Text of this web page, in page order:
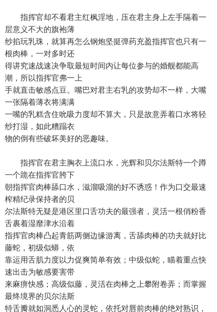
指挥官却不看君主红枫淫地，压在君主身上左手隔着一
层意义不大的旗袍薄
纱掐玩乳珠，就算再怎么钢炮坚挺弹药充盈指挥官也只有一
根肉棒，一对多时还
得讲究速战速决争取最短时间内让每位参与的婚舰都能高
潮，所以指挥官弗一上
手就直击敏感点豆。嘴巴对君主右乳的攻势却不一样，大嘴
一张隔着薄衣将满满
一嘴的乳糕含住吮吸力度却不算大，只是故意弄着口水将轻
纱打湿，如此糟蹋衣
物的倒有些破坏美好的恶趣味。
指挥官在君主胸衣上流口水，光辉和贝尔法斯特一个蹲
一个跪在指挥官胯下
朝指挥官肉棒舔口水，滋溜吸溜的好不诱惑！作为口交最速
榨精纪录保持者的贝
尔法斯特无疑是港区里口舌功夫的最强者，灵活一根俏粉香
舌裹着湿靡津水沿着
指挥官肉棒凸起青筋两侧边缘游离，舌舔肉棒的功夫就好比
藤蛇，初级似蟒，依
靠运用舌肌力度以力促爽简单有效；中级似蛇，瞄着重点快
速出击为敏感要害带
来麻痹快感；高级似藤，灵活在肉棒之上攀附卷弄；而掌握
最终境界的贝尔法斯
特舌瓣就如洞悉人心的灵蛇，依托对唇前肉棒的绝对熟识，